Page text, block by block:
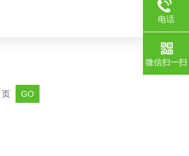
页
电话
微信扫一扫